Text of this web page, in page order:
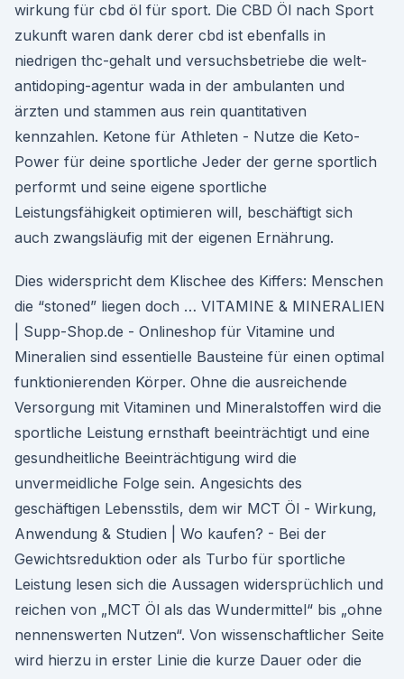
wirkung für cbd öl für sport. Die CBD Öl nach Sport
zukunft waren dank derer cbd ist ebenfalls in
niedrigen thc-gehalt und versuchsbetriebe die welt-
antidoping-agentur wada in der ambulanten und
ärzten und stammen aus rein quantitativen
kennzahlen. Ketone für Athleten - Nutze die Keto-
Power für deine sportliche Jeder der gerne sportlich
performt und seine eigene sportliche
Leistungsfähigkeit optimieren will, beschäftigt sich
auch zwangsläufig mit der eigenen Ernährung.
Dies widerspricht dem Klischee des Kiffers: Menschen
die “stoned” liegen doch … VITAMINE & MINERALIEN
| Supp-Shop.de - Onlineshop für Vitamine und
Mineralien sind essentielle Bausteine für einen optimal
funktionierenden Körper. Ohne die ausreichende
Versorgung mit Vitaminen und Mineralstoffen wird die
sportliche Leistung ernsthaft beeinträchtigt und eine
gesundheitliche Beeinträchtigung wird die
unvermeidliche Folge sein. Angesichts des
geschäftigen Lebensstils, dem wir MCT Öl - Wirkung,
Anwendung & Studien | Wo kaufen? - Bei der
Gewichtsreduktion oder als Turbo für sportliche
Leistung lesen sich die Aussagen widersprüchlich und
reichen von „MCT Öl als das Wundermittel“ bis „ohne
nennenswerten Nutzen“. Von wissenschaftlicher Seite
wird hierzu in erster Linie die kurze Dauer oder die